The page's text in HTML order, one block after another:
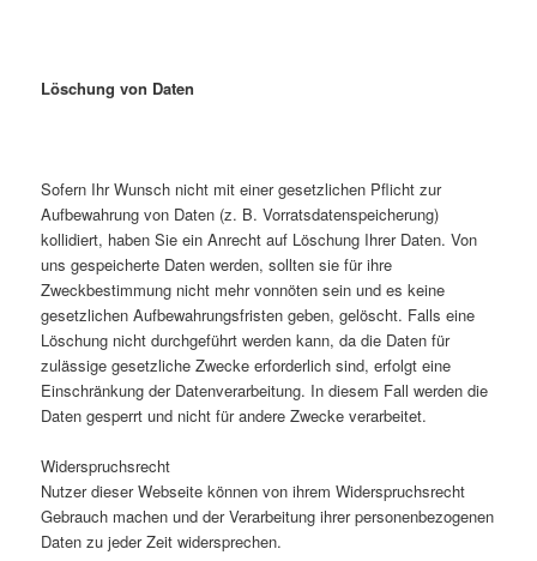
Löschung von Daten
Sofern Ihr Wunsch nicht mit einer gesetzlichen Pflicht zur
Aufbewahrung von Daten (z. B. Vorratsdatenspeicherung)
kollidiert, haben Sie ein Anrecht auf Löschung Ihrer Daten. Von
uns gespeicherte Daten werden, sollten sie für ihre
Zweckbestimmung nicht mehr vonnöten sein und es keine
gesetzlichen Aufbewahrungsfristen geben, gelöscht. Falls eine
Löschung nicht durchgeführt werden kann, da die Daten für
zulässige gesetzliche Zwecke erforderlich sind, erfolgt eine
Einschränkung der Datenverarbeitung. In diesem Fall werden die
Daten gesperrt und nicht für andere Zwecke verarbeitet.
Widerspruchsrecht
Nutzer dieser Webseite können von ihrem Widerspruchsrecht
Gebrauch machen und der Verarbeitung ihrer personenbezogenen
Daten zu jeder Zeit widersprechen.